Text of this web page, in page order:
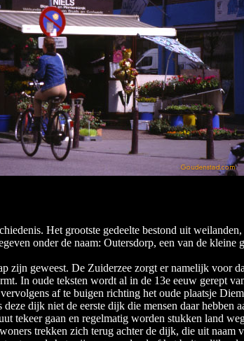
Het grootste gedeelte bestond uit
onder de naam: Outersdorp, een van de kleine
zijn geweest. De Zuiderzee zorgt er namelijk voor
In oude teksten wordt al in de 13e eeuw gerept
af te buigen richting het oude plaatsje
dijk niet de eerste dijk die mensen daar hebben
tekeer gaan en regelmatig worden stukken land
trekken zich terug achter de dijk, die uit